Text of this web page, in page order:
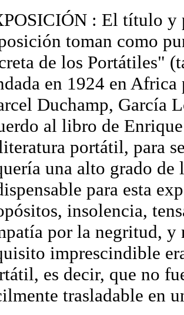
: El título y
toman como
de los Portátiles"
en 1924 en
Duchamp, García
al libro de
portátil, para
una alto grado de
para esta
insolencia,
por la negritud,
imprescindible
es decir, que no
trasladable en